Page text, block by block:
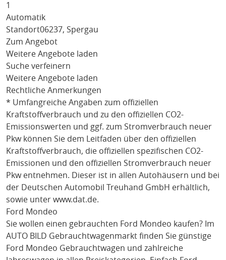
1
Automatik
Standort06237, Spergau
Zum Angebot
Weitere Angebote laden
Suche verfeinern
Weitere Angebote laden
Rechtliche Anmerkungen
* Umfangreiche Angaben zum offiziellen
Kraftstoffverbrauch und zu den offiziellen CO2-
Emissionswerten und ggf. zum Stromverbrauch neuer
Pkw können Sie dem Leitfaden über den offiziellen
Kraftstoffverbrauch, die offiziellen spezifischen CO2-
Emissionen und den offiziellen Stromverbrauch neuer
Pkw entnehmen. Dieser ist in allen Autohäusern und bei
der Deutschen Automobil Treuhand GmbH erhältlich,
sowie unter www.dat.de.
Ford Mondeo
Sie wollen einen gebrauchten Ford Mondeo kaufen? Im
AUTO BILD Gebrauchtwagenmarkt finden Sie günstige
Ford Mondeo Gebrauchtwagen und zahlreiche